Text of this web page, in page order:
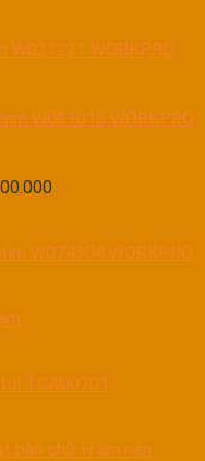
W021221 WORKPRO
W031015 WORKPRO
W074304 WORKPRO
TCAG0701
bàn chữ H âm nền